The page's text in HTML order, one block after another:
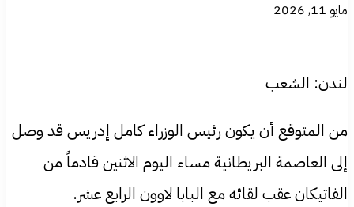
مايو 11, 2026
لندن: الشعب
من المتوقع أن يكون رئيس الوزراء كامل إدريس قد وصل
إلى العاصمة البريطانية مساء اليوم الاثنين قادماً من
الفاتيكان عقب لقائه مع البابا لاوون الرابع عشر.